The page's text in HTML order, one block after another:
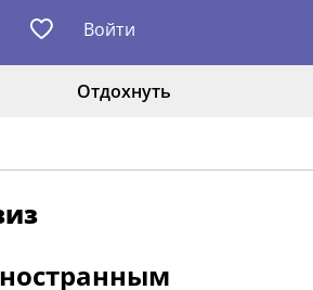
Войти
Отдохнуть